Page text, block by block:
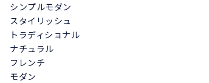
シンプルモダン
スタイリッシュ
トラディショナル
ナチュラル
フレンチ
モダン